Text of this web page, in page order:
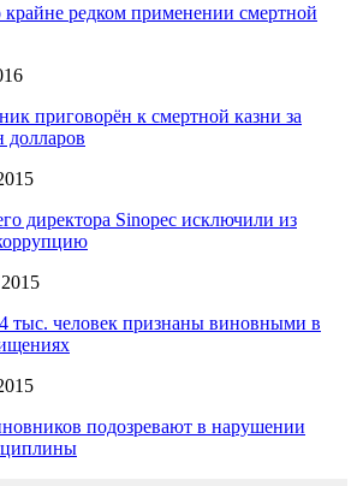
крайне редком применении смертной
приговорён к смертной казни за
долларов
директора Sinopec исключили из
тыс. человек признаны виновными в
подозревают в нарушении